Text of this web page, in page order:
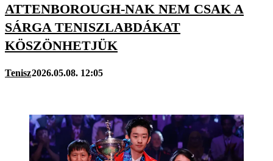
ATTENBOROUGH-NAK NEM CSAK A
SÁRGA TENISZLABDÁKAT
KÖSZÖNHETJÜK
Tenisz2026.05.08. 12:05